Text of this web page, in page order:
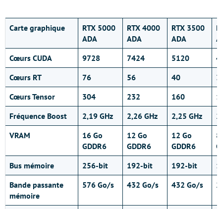
Carte graphique
RTX 5000
ADA
RTX 4000
ADA
RTX 3500
ADA
Cœurs CUDA 9728 7424 5120
Cœurs RT 76 56 40
CœursTensor 304 232 160
Fréquence Boost
2,19 GHz 2,26 GHz 2,25 GHz
VRAM
16 Go
GDDR6
12 Go
GDDR6
12 Go
GDDR6
Bus mémoire
256-bit 192-bit 192-bit
Bande passante
mémoire
576 Go/s 432 Go/s 432 Go/s